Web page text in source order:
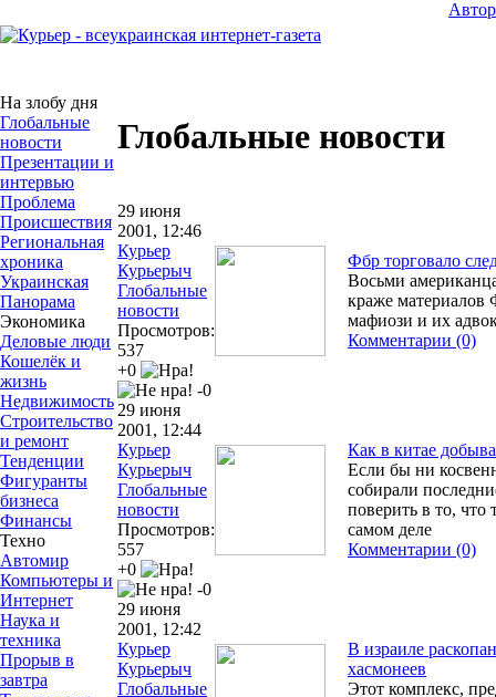
На злобу дня
Глобальные
новости
Презентации и
интервью
Проблема
Происшествия
Региональная
хроника
Украинская
Панорама
Экономика
Деловые люди
Кошелёк и
жизнь
Недвижимость
Строительство
и ремонт
Тенденции
Фигуранты
бизнеса
Финансы
Техно
Автомир
Компьютеры и
Интернет
Наука и
техника
Прорыв в
завтра
Глобальные новости
29 июня
2001, 12:46
Курьер
Курьерыч
Глобальные
новости
Просмотров:
537
+0
-0
Фбр торговало
Восьми
краже
мафиози и их
Комментарии (0)
29 июня
2001, 12:44
Курьер
Курьерыч
Глобальные
новости
Просмотров:
557
+0
-0
Как в китае
Если бы ни
собирали
поверить в то, что
самом деле
Комментарии (0)
29 июня
2001, 12:42
Курьер
Курьерыч
Глобальные
В израиле
хасмонеев
Этот комплекс,